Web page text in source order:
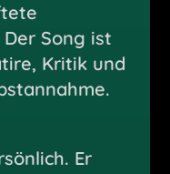
Song ist
Kritik und
Er